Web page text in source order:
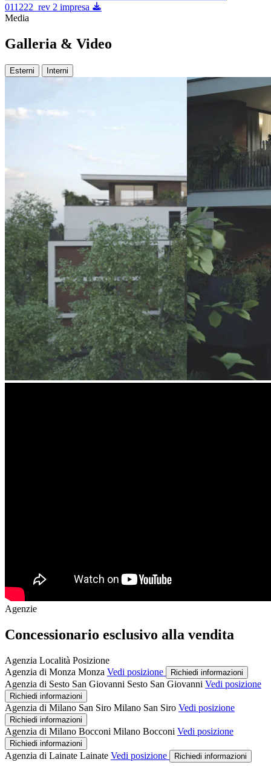
011222_rev 2 impresa
Media
Galleria & Video
Esterni Interni
Agenzie
Concessionario esclusivo alla vendita
Agenzia Località Posizione
Agenzia di Monza Monza Vedi posizione Richiedi informazioni
Agenzia di Sesto San Giovanni Sesto San Giovanni Vedi posizione
Richiedi informazioni
Agenzia di Milano San Siro Milano San Siro Vedi posizione
Richiedi informazioni
Agenzia di Milano Bocconi Milano Bocconi Vedi posizione
Richiedi informazioni
Agenzia di Lainate Lainate Vedi posizione Richiedi informazioni